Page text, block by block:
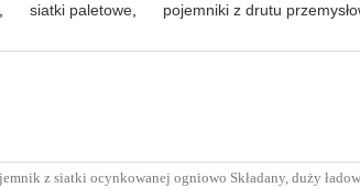
siatki paletowe pojemniki z drutu